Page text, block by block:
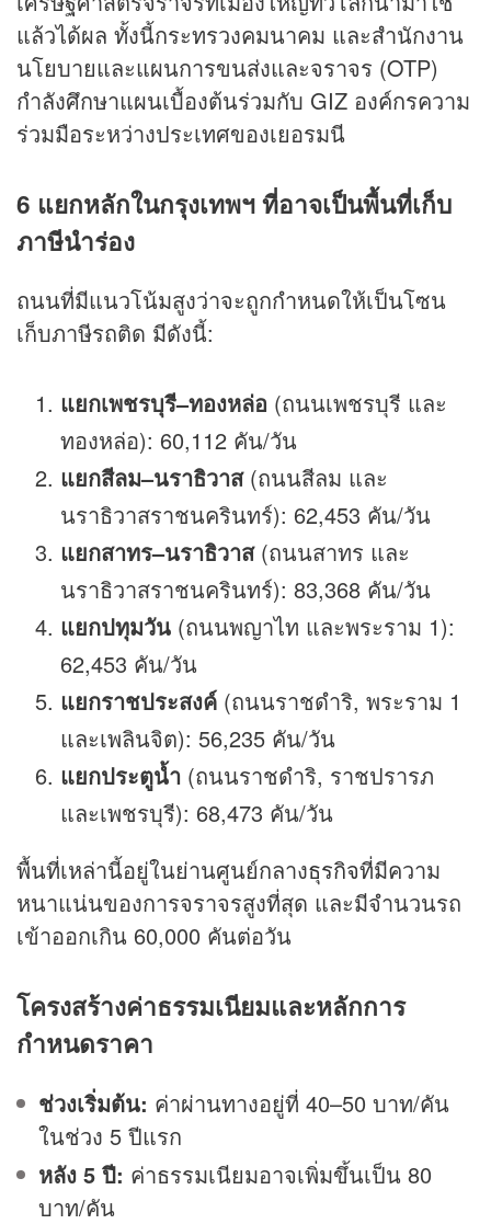
แล้วได้ผล ทั้งนี้กระทรวงคมนาคม และสำนักงาน
นโยบายและแผนการขนส่งและจราจร (OTP)
กำลังศึกษาแผนเบื้องต้นร่วมกับ GIZ องค์กรความ
ร่วมมือระหว่างประเทศของเยอรมนี
6 แยกหลักในกรุงเทพฯ ที่อาจเป็นพื้นที่เก็บ
ภาษีนำร่อง
ถนนที่มีแนวโน้มสูงว่าจะถูกกำหนดให้เป็นโซน
เก็บภาษีรถติด มีดังนี้:
แยกเพชรบุรี–ทองหล่อ (ถนนเพชรบุรี และ
ทองหล่อ): 60,112 คัน/วัน
แยกสีลม–นราธิวาส(ถนนสีลม และ
นราธิวาสราชนครินทร์): 62,453 คัน/วัน
แยกสาทร–นราธิวาส(ถนนสาทร และ
นราธิวาสราชนครินทร์): 83,368 คัน/วัน
แยกปทุมวัน (ถนนพญาไท และพระราม 1):
62,453 คัน/วัน
แยกราชประสงค์ (ถนนราชดำริ, พระราม 1
และเพลินจิต): 56,235 คัน/วัน
แยกประตูน้ำ (ถนนราชดำริ, ราชปรารภ
และเพชรบุรี): 68,473 คัน/วัน
พื้นที่เหล่านี้อยู่ในย่านศูนย์กลางธุรกิจที่มีความ
หนาแน่นของการจราจรสูงที่สุด และมีจำนวนรถ
เข้าออกเกิน 60,000 คันต่อวัน
โครงสร้างค่าธรรมเนียมและหลักการ
กำหนดราคา
ช่วงเริ่มต้น: ค่าผ่านทางอยู่ที่ 40–50 บาท/คัน
ในช่วง 5 ปีแรก
หลัง 5 ปี: ค่าธรรมเนียมอาจเพิ่มขึ้นเป็น 80
บาท/คัน